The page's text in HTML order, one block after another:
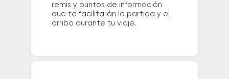
remis y puntos de información
que te facilitarán la partida y el
arribo durante tu viaje.